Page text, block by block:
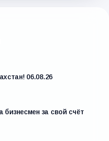
06.08.26
бизнесмен за свой счёт